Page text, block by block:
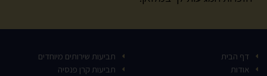
דף הבית
אודות
תביעות שירותים מיוחדים
תביעות קרן פנסיה